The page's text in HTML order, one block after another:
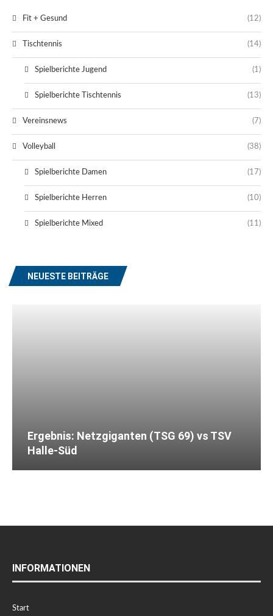
Fit + Gesund (12)
Tischtennis (14)
Spielberichte Jugend (1)
Spielberichte Tischtennis (13)
Vereinsnews (7)
Volleyball (38)
Spielberichte Damen (17)
Spielberichte Herren (10)
Spielberichte Mixed (11)
NEUESTE BEITRÄGE
Ergebnis: Netzgiganten (TSG 69) vs TSV
Halle-Süd
INFORMATIONEN
Start